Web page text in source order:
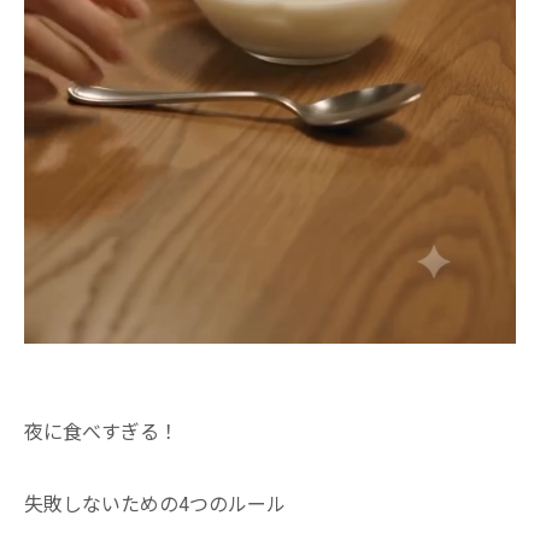
夜に食べすぎる！
失敗しないための4つのルール